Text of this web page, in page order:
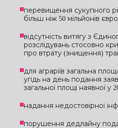
перевищення сукупного
більш ніж 50 мільйонів
відсутність витягу з
розслідувань стосовно
про втрату (знищення)
для аграріїв загальна
угідь на день подання
загальної площі наявної у
надання недостовірної
порушення дедлайну